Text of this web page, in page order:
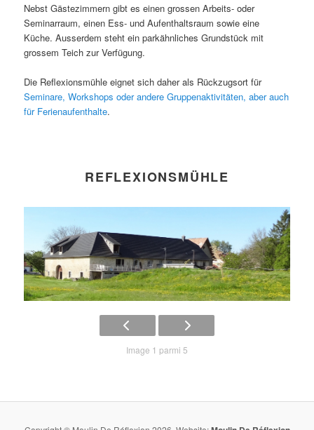
Nebst Gästezimmern gibt es einen grossen Arbeits- oder
Seminarraum, einen Ess- und Aufenthaltsraum sowie eine
Küche. Ausserdem steht ein parkähnliches Grundstück mit
grossem Teich zur Verfügung.
Die Reflexionsmühle eignet sich daher als Rückzugsort für
Seminare, Workshops oder andere Gruppenaktivitäten, aber auch
für Ferienaufenthalte.
REFLEXIONSMÜHLE
Image 1 parmi 5